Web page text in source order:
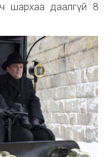
ч шархаа даалгүй 8